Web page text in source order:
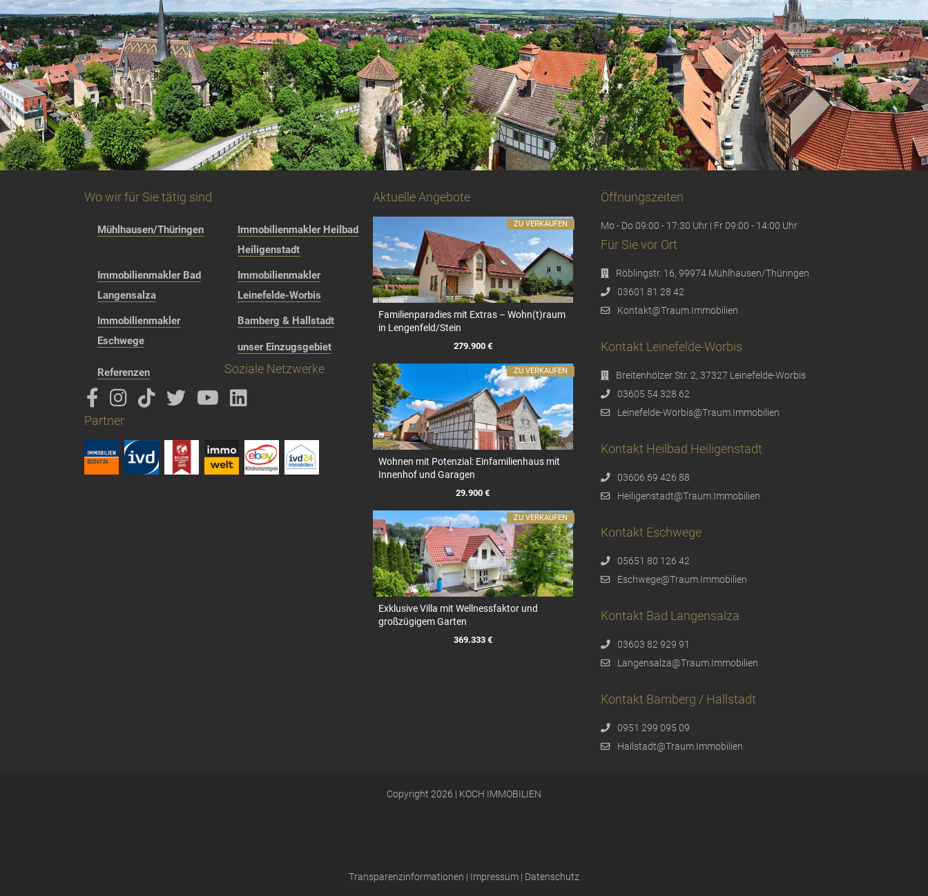
Wo wir für Sie tätig sind
Mühlhausen/Thüringen
Immobilienmakler Heilbad
Heiligenstadt
Immobilienmakler Bad
Langensalza
Immobilienmakler
Leinefelde-Worbis
Immobilienmakler
Eschwege
Bamberg & Hallstadt
unser Einzugsgebiet
Referenzen Soziale Netzwerke
Partner
Aktuelle Angebote
Familienparadies mit Extras – Wohn(t)raum
in Lengenfeld/Stein
279.900 €
ZU VERKAUFEN
Wohnen mit Potenzial: Einfamilienhaus mit
Innenhof und Garagen
29.900 €
ZU VERKAUFEN
Exklusive Villa mit Wellnessfaktor und
großzügigem Garten
369.333 €
ZU VERKAUFEN
Öffnungszeiten
Mo - Do 09:00 - 17:30 Uhr | Fr 09:00 - 14:00 Uhr
Für Sie vor Ort
Röblingstr. 16, 99974 Mühlhausen/Thüringen
03601 81 28 42
Kontakt@Traum.Immobilien
Kontakt Leinefelde-Worbis
Breitenhölzer Str. 2, 37327 Leinefelde-Worbis
03605 54 328 62
Leinefelde-Worbis@Traum.Immobilien
Kontakt Heilbad Heiligenstadt
03606 69 426 88
Heiligenstadt@Traum.Immobilien
Kontakt Eschwege
05651 80 126 42
Eschwege@Traum.Immobilien
Kontakt Bad Langensalza
03603 82 929 91
Langensalza@Traum.Immobilien
Kontakt Bamberg / Hallstadt
0951 299 095 09
Hallstadt@Traum.Immobilien
Copyright 2026 | KOCH IMMOBILIEN
Transparenzinformationen | Impressum | Datenschutz